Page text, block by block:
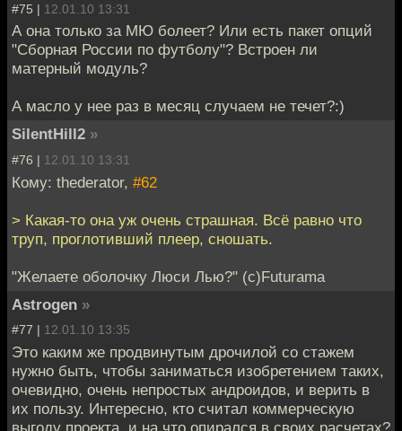
#75 | 12.01.10 13:31
А она только за МЮ болеет? Или есть пакет опций
"Сборная России по футболу"? Встроен ли
матерный модуль?
А масло у нее раз в месяц случаем не течет?:)
SilentHill2 »
#76 | 12.01.10 13:31
Кому: thederator, #62
> Какая-то она уж очень страшная. Всё равно что
труп, проглотивший плеер, сношать.
"Желаете оболочку Люси Лью?" (с)Futurama
Astrogen »
#77 | 12.01.10 13:35
Это каким же продвинутым дрочилой со стажем
нужно быть, чтобы заниматься изобретением таких,
очевидно, очень непростых андроидов, и верить в
их пользу. Интересно, кто считал коммерческую
выгоду проекта, и на что опирался в своих расчетах?